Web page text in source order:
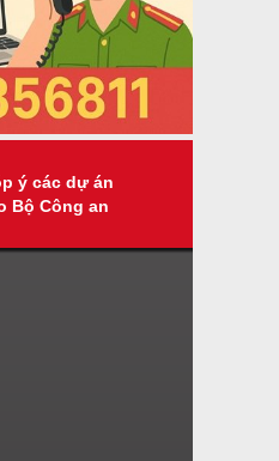
ý các dự án
Bộ Công an